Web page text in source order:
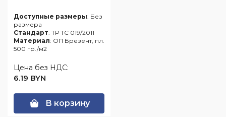
Доступные размеры: Без
размера
Стандарт: ТР ТС 019/2011
Материал: ОП Брезент, пл.
500 гр./м2
Цена без НДС:
6.19 BYN
В корзину